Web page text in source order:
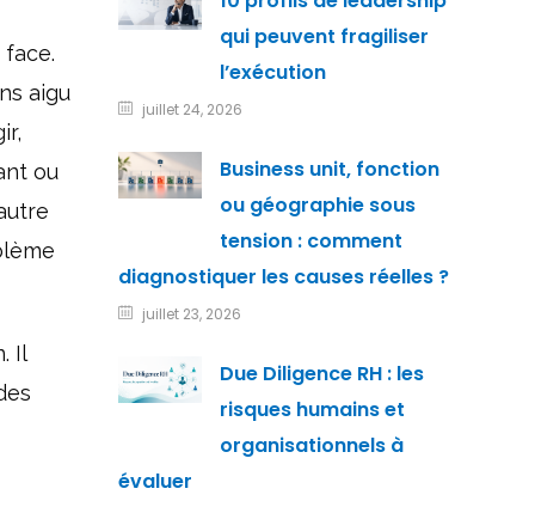
aigu
ou
Il
qui peuvent fragiliser
l’exécution
juillet 24, 2026
Business unit, fonction
ou géographie sous
tension : comment
diagnostiquer les causes réelles ?
juillet 23, 2026
Due Diligence RH : les
risques humains et
organisationnels à
évaluer